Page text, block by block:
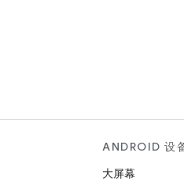
ANDROID 设
大屏幕